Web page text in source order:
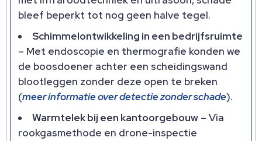
bleef beperkt tot nog geen halve tegel.​
Schimmelontwikkeling in een bedrijfsruimte
– Met endoscopie en thermografie konden we
de boosdoener achter een scheidingswand
blootleggen zonder deze open te breken
(meer informatie over detectie zonder schade).​
Warmtelek bij een kantoorgebouw – Via
rookgasmethode en drone-inspectie